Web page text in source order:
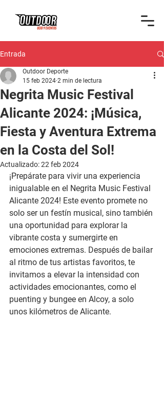
Entrada
Negrita Music Festival
Alicante 2024: ¡Música,
Fiesta y Aventura Extrema
en la Costa del Sol!
Outdoor Deporte
15 feb 2024 2 min de lectura
Actualizado:22 feb 2024
¡Prepárate para vivir una experiencia
inigualable en el Negrita Music Festival
Alicante 2024! Este evento promete no
solo ser un festín musical, sino también
una oportunidad para explorar la
vibrante costa y sumergirte en
emociones extremas. Después de bailar
al ritmo de tus artistas favoritos, te
invitamos a elevar la intensidad con
actividades emocionantes, como el
puenting y bungee en Alcoy, a solo
unos kilómetros de Alicante.